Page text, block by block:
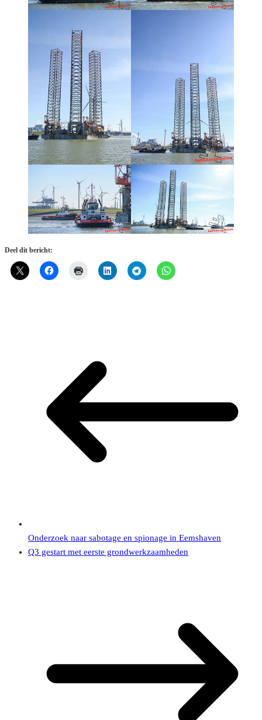
Deel dit bericht:
Onderzoek naar sabotage en spionage in Eemshaven
Q3 gestart met eerste grondwerkzaamheden